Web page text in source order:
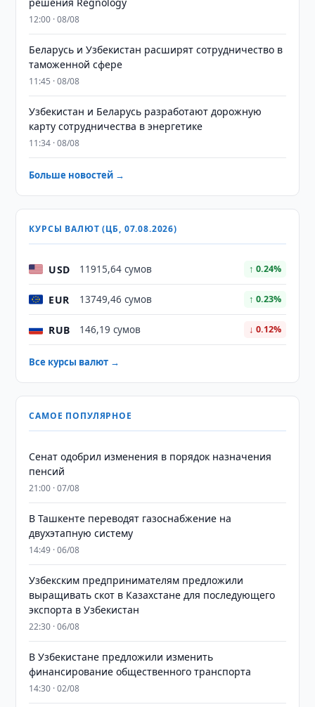
12:00 · 08/08
Беларусь и Узбекистан расширят сотрудничество в
таможенной сфере
11:45 · 08/08
Узбекистан и Беларусь разработают дорожную
карту сотрудничества в энергетике
11:34 · 08/08
Больше новостей →
КУРСЫ ВАЛЮТ (ЦБ, 07.08.2026)
USD 11915,64 сумов ↑ 0.24%
EUR 13749,46 сумов ↑ 0.23%
RUB 146,19 сумов ↓ 0.12%
Все курсы валют →
САМОЕ ПОПУЛЯРНОЕ
Сенат одобрил изменения в порядок назначения
пенсий
21:00 · 07/08
В Ташкенте переводят газоснабжение на
двухэтапную систему
14:49 · 06/08
Узбекским предпринимателям предложили
выращивать скот в Казахстане для последующего
экспорта в Узбекистан
22:30 · 06/08
В Узбекистане предложили изменить
финансирование общественного транспорта
14:30 · 02/08